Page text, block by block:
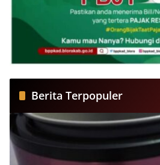
Berita Terpopuler